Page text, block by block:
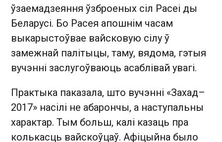
ўзаемадзеяння ўзброеных сіл Расеі ды
Беларусі. Бо Расея апошнім часам
выкарыстоўвае вайсковую сілу ў
замежнай палітыцы, таму, вядома, гэтыя
вучэнні заслугоўваюць асаблівай увагі.
Практыка паказала, што вучэнні «Захад–
2017» насілі не абарончы, а наступальны
характар. Тым больш, калі казаць пра
колькасць вайскоўцаў. Афіцыйна было